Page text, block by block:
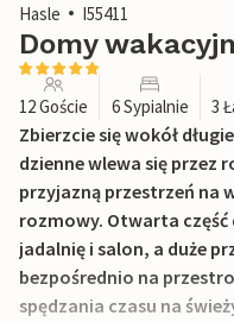
Hasle
I55411
Domy
12 Goście 6 Sypialnie 3
Zbierzcie się wokół
dzienne wlewa się przez
przyjazną przestrzeń na
rozmowy. Otwarta część
jadalnię i salon, a duże
bezpośrednio na
spędzania czasu na